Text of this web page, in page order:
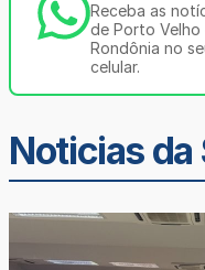
Receba as
de Porto Velho
Rondônia no
celular.
Noticias da